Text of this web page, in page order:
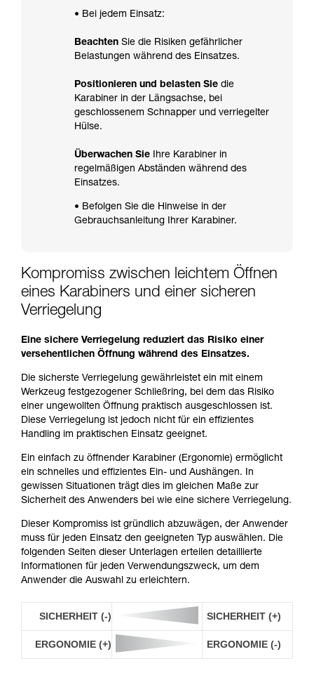
• Bei jedem Einsatz:
Beachten Sie die Risiken gefährlicher
Belastungen während des Einsatzes.
Positionieren und belasten Sie die
Karabiner in der Längsachse, bei
geschlossenem Schnapper und verriegelter
Hülse.
Überwachen Sie Ihre Karabiner in
regelmäßigen Abständen während des
Einsatzes.
• Befolgen Sie die Hinweise in der
Gebrauchsanleitung Ihrer Karabiner.
Kompromiss zwischen leichtem Öffnen
eines Karabiners und einer sicheren
Verriegelung
Eine sichere Verriegelung reduziert das Risiko einer
versehentlichen Öffnung während des Einsatzes.
Die sicherste Verriegelung gewährleistet ein mit einem
Werkzeug festgezogener Schließring, bei dem das Risiko
einer ungewollten Öffnung praktisch ausgeschlossen ist.
Diese Verriegelung ist jedoch nicht für ein effizientes
Handling im praktischen Einsatz geeignet.
Ein einfach zu öffnender Karabiner (Ergonomie) ermöglicht
ein schnelles und effizientes Ein- und Aushängen. In
gewissen Situationen trägt dies im gleichen Maße zur
Sicherheit des Anwenders bei wie eine sichere Verriegelung.
Dieser Kompromiss ist gründlich abzuwägen, der Anwender
muss für jeden Einsatz den geeigneten Typ auswählen. Die
folgenden Seiten dieser Unterlagen erteilen detaillierte
Informationen für jeden Verwendungszweck, um dem
Anwender die Auswahl zu erleichtern.
SICHERHEIT (-) SICHERHEIT (+)
ERGONOMIE (+) ERGONOMIE (-)